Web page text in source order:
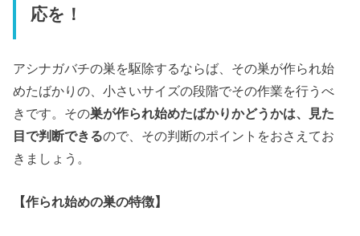
応を！
アシナガバチの巣を駆除するならば、その巣が作られ始
めたばかりの、小さいサイズの段階でその作業を行うべ
きです。その巣が作られ始めたばかりかどうかは、見た
目で判断できるので、その判断のポイントをおさえてお
きましょう。
【作られ始めの巣の特徴】